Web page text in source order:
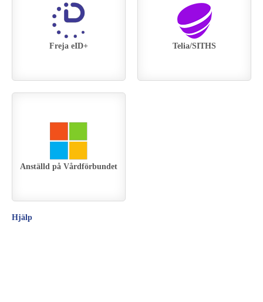
Telia/SITHS
Anställd på Vårdförbundet
Freja eID+
Hjälp